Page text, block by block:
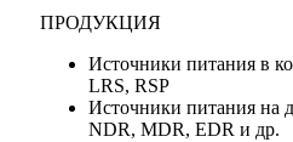
ПРОДУКЦИЯ
Источники питания в
LRS, RSP
Источники питания на
NDR, MDR, EDR и др.